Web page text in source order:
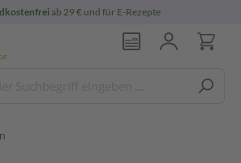
ab 29 € und für E-Rezepte